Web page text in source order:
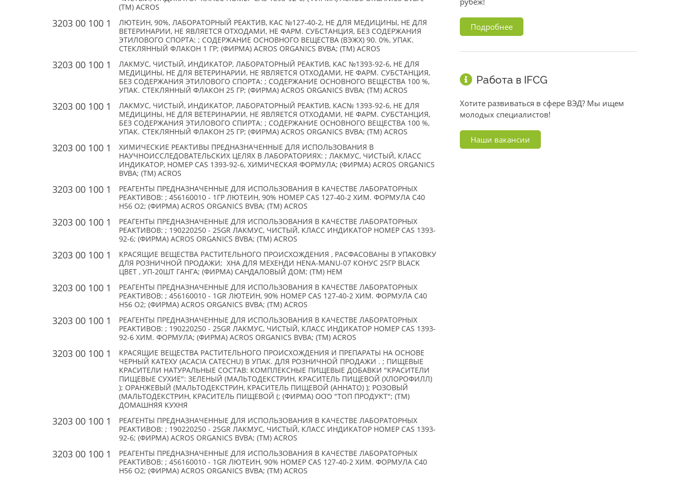
(TM) ACROS
3203 00 100 1
ЛЮТЕИН, 90%, ЛАБОРАТОРНЫЙ РЕАКТИВ, КАС №127-40-2, НЕ ДЛЯ МЕДИЦИНЫ, НЕ ДЛЯ
ВЕТЕРИНАРИИ, НЕ ЯВЛЯЕТСЯ ОТХОДАМИ, НЕ ФАРМ. СУБСТАНЦИЯ, БЕЗ СОДЕРЖАНИЯ
ЭТИЛОВОГО СПОРТА: ; СОДЕРЖАНИЕ ОСНОВНОГО ВЕЩЕСТВА (ВЭЖХ) 90. 0%, УПАК.
СТЕКЛЯННЫЙ ФЛАКОН 1 ГР; (ФИРМА) ACROS ORGANICS BVBA; (TM) ACROS
3203 00 100 1
ЛАКМУС, ЧИСТЫЙ, ИНДИКАТОР, ЛАБОРАТОРНЫЙ РЕАКТИВ, КАС №1393-92-6, НЕ ДЛЯ
МЕДИЦИНЫ, НЕ ДЛЯ ВЕТЕРИНАРИИ, НЕ ЯВЛЯЕТСЯ ОТХОДАМИ, НЕ ФАРМ. СУБСТАНЦИЯ,
БЕЗ СОДЕРЖАНИЯ ЭТИЛОВОГО СПОРТА: ; СОДЕРЖАНИЕ ОСНОВНОГО ВЕЩЕСТВА 100 %,
УПАК. СТЕКЛЯННЫЙ ФЛАКОН 25 ГР; (ФИРМА) ACROS ORGANICS BVBA; (TM) ACROS
3203 00 100 1
ЛАКМУС, ЧИСТЫЙ, ИНДИКАТОР, ЛАБОРАТОРНЫЙ РЕАКТИВ, КАС№ 1393-92-6, НЕ ДЛЯ
МЕДИЦИНЫ, НЕ ДЛЯ ВЕТЕРИНАРИИ, НЕ ЯВЛЯЕТСЯ ОТХОДАМИ, НЕ ФАРМ. СУБСТАНЦИЯ,
БЕЗ СОДЕРЖАНИЯ ЭТИЛОВОГО СПИРТА: ; СОДЕРЖАНИЕ ОСНОВНОГО ВЕЩЕСТВА 100 %,
УПАК. СТЕКЛЯННЫЙ ФЛАКОН 25 ГР; (ФИРМА) ACROS ORGANICS BVBA; (TM) ACROS
3203 00 100 1
ХИМИЧЕСКИЕ РЕАКТИВЫ ПРЕДНАЗНАЧЕННЫЕ ДЛЯ ИСПОЛЬЗОВАНИЯ В
НАУЧНОИССЛЕДОВАТЕЛЬСКИХ ЦЕЛЯХ В ЛАБОРАТОРИЯХ: ; ЛАКМУС, ЧИСТЫЙ, КЛАСС
ИНДИКАТОР, НОМЕР CAS 1393-92-6, ХИМИЧЕСКАЯ ФОРМУЛА; (ФИРМА) ACROS ORGANICS
BVBA; (TM) ACROS
3203 00 100 1
РЕАГЕНТЫ ПРЕДНАЗНАЧЕННЫЕ ДЛЯ ИСПОЛЬЗОВАНИЯ В КАЧЕСТВЕ ЛАБОРАТОРНЫХ
РЕАКТИВОВ: ; 456160010 - 1ГР ЛЮТЕИН, 90% НОМЕР CAS 127-40-2 ХИМ. ФОРМУЛА C40
H56 O2; (ФИРМА) ACROS ORGANICS BVBA; (TM) ACROS
3203 00 100 1
РЕАГЕНТЫ ПРЕДНАЗНАЧЕННЫЕ ДЛЯ ИСПОЛЬЗОВАНИЯ В КАЧЕСТВЕ ЛАБОРАТОРНЫХ
РЕАКТИВОВ: ; 190220250 - 25GR ЛАКМУС, ЧИСТЫЙ, КЛАСС ИНДИКАТОР НОМЕР CAS 1393-
92-6; (ФИРМА) ACROS ORGANICS BVBA; (TM) ACROS
3203 00 100 1
КРАСЯЩИЕ ВЕЩЕСТВА РАСТИТЕЛЬНОГО ПРОИСХОЖДЕНИЯ , РАСФАСОВАНЫ В УПАКОВКУ
ДЛЯ РОЗНИЧНОЙ ПРОДАЖИ; ХНА ДЛЯ МЕХЕНДИ HENA-MANU-07 КОНУС 25ГР BLACK
ЦВЕТ , УП-20ШТ ГАНГА; (ФИРМА) САНДАЛОВЫЙ ДОМ; (TM) HEM
3203 00 100 1
РЕАГЕНТЫ ПРЕДНАЗНАЧЕННЫЕ ДЛЯ ИСПОЛЬЗОВАНИЯ В КАЧЕСТВЕ ЛАБОРАТОРНЫХ
РЕАКТИВОВ: ; 456160010 - 1GR ЛЮТЕИН, 90% НОМЕР CAS 127-40-2 ХИМ. ФОРМУЛА C40
H56 O2; (ФИРМА) ACROS ORGANICS BVBA; (TM) ACROS
3203 00 100 1
РЕАГЕНТЫ ПРЕДНАЗНАЧЕННЫЕ ДЛЯ ИСПОЛЬЗОВАНИЯ В КАЧЕСТВЕ ЛАБОРАТОРНЫХ
РЕАКТИВОВ: ; 190220250 - 25GR ЛАКМУС, ЧИСТЫЙ, КЛАСС ИНДИКАТОР НОМЕР CAS 1393-
92-6 ХИМ. ФОРМУЛА; (ФИРМА) ACROS ORGANICS BVBA; (TM) ACROS
3203 00 100 1
КРАСЯЩИЕ ВЕЩЕСТВА РАСТИТЕЛЬНОГО ПРОИСХОЖДЕНИЯ И ПРЕПАРАТЫ НА ОСНОВЕ
ЧЕРНЫЙ КАТЕХУ (ACACIA CATECHU) В УПАК. ДЛЯ РОЗНИЧНОЙ ПРОДАЖИ . ; ПИЩЕВЫЕ
КРАСИТЕЛИ НАТУРАЛЬНЫЕ СОСТАВ: КОМПЛЕКСНЫЕ ПИЩЕВЫЕ ДОБАВКИ "КРАСИТЕЛИ
ПИЩЕВЫЕ СУХИЕ": ЗЕЛЕНЫЙ (МАЛЬТОДЕКСТРИН, КРАСИТЕЛЬ ПИЩЕВОЙ (ХЛОРОФИЛЛ)
); ОРАНЖЕВЫЙ (МАЛЬТОДЕКСТРИН, КРАСИТЕЛЬ ПИЩЕВОЙ (АННАТО) ); РОЗОВЫЙ
(МАЛЬТОДЕКСТРИН, КРАСИТЕЛЬ ПИЩЕВОЙ (; (ФИРМА) ООО "ТОП ПРОДУКТ"; (TM)
ДОМАШНЯЯ КУХНЯ
3203 00 100 1
РЕАГЕНТЫ ПРЕДНАЗНАЧЕННЫЕ ДЛЯ ИСПОЛЬЗОВАНИЯ В КАЧЕСТВЕ ЛАБОРАТОРНЫХ
РЕАКТИВОВ: ; 190220250 - 25GR ЛАКМУС, ЧИСТЫЙ, КЛАСС ИНДИКАТОР НОМЕР CAS 1393-
92-6; (ФИРМА) ACROS ORGANICS BVBA; (TM) ACROS
3203 00 100 1
РЕАГЕНТЫ ПРЕДНАЗНАЧЕННЫЕ ДЛЯ ИСПОЛЬЗОВАНИЯ В КАЧЕСТВЕ ЛАБОРАТОРНЫХ
РЕАКТИВОВ: ; 456160010 - 1GR ЛЮТЕИН, 90% НОМЕР CAS 127-40-2 ХИМ. ФОРМУЛА C40
H56 O2; (ФИРМА) ACROS ORGANICS BVBA; (TM) ACROS
Подробнее
Работа в IFCG
Хотите развиваться в сфере ВЭД? Мы ищем
молодых специалистов!
Наши вакансии